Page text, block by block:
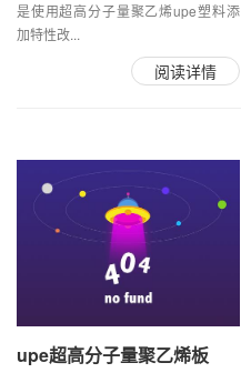
是使用超高分子量聚乙烯upe塑料添
加特性改...
阅读详情
upe超高分子量聚乙烯板